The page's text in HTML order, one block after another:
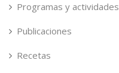
Programas y actividades
Publicaciones
Recetas